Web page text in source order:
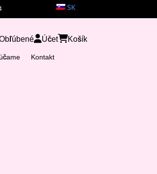
SK
Účet Košík
Kontakt